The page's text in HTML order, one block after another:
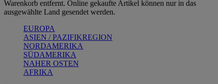
Warenkorb entfernt. Online gekaufte Artikel können nur in das
ausgewählte Land gesendet werden.
EUROPA
ASIEN / PAZIFIKREGION
NORDAMERIKA
SÜDAMERIKA
NAHER OSTEN
AFRIKA